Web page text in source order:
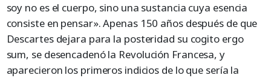
soy no es el cuerpo, sino una sustancia cuya esencia
consiste en pensar». Apenas 150 años después de que
Descartes dejara para la posteridad su cogito ergo
sum, se desencadenó la Revolución Francesa, y
aparecieron los primeros indicios de lo que sería la